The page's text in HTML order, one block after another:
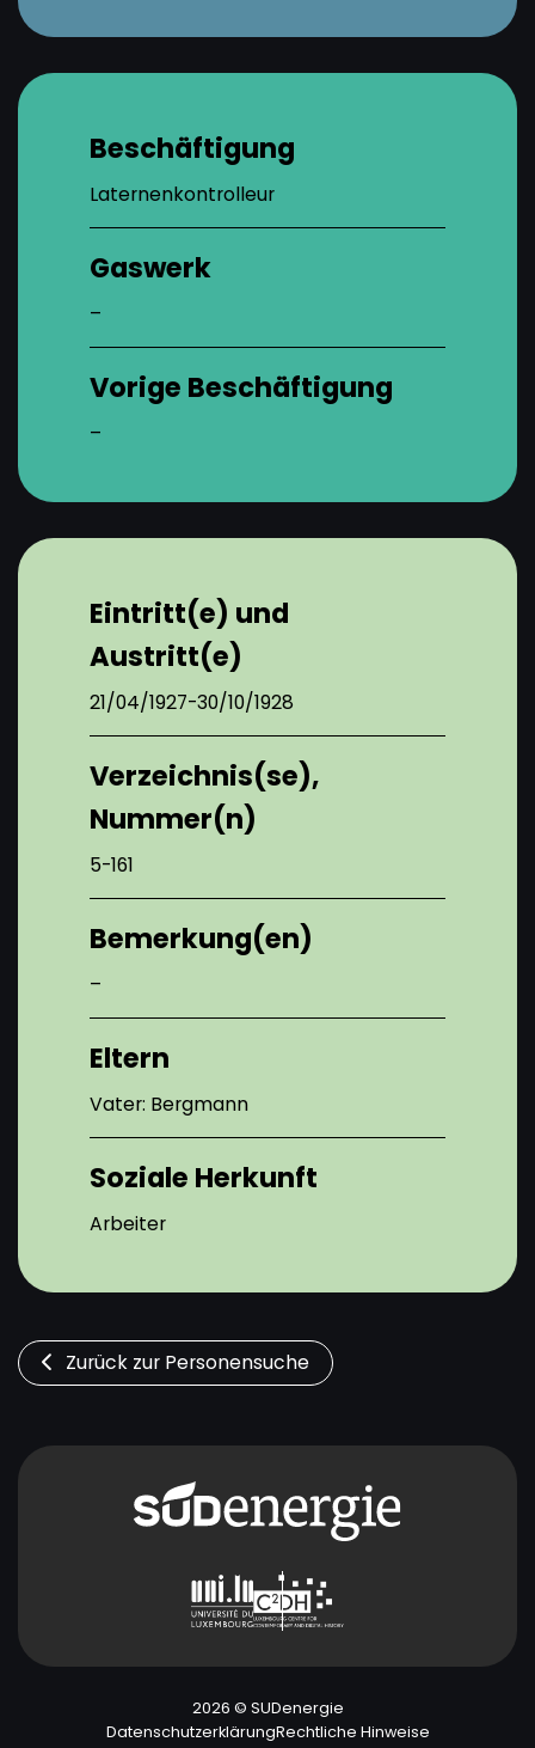
Beschäftigung
Laternenkontrolleur
Gaswerk
–
Vorige Beschäftigung
–
Eintritt(e) und
Austritt(e)
21/04/1927-30/10/1928
Verzeichnis(se),
Nummer(n)
5-161
Bemerkung(en)
–
Eltern
Vater: Bergmann
Soziale Herkunft
Arbeiter
Zurück zur Personensuche
2026 © SUDenergie
DatenschutzerklärungRechtliche Hinweise